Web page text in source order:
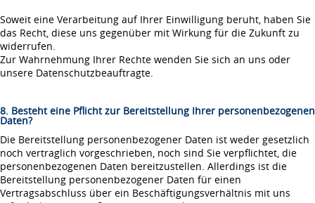
Soweit eine Verarbeitung auf Ihrer Einwilligung beruht, haben Sie
das Recht, diese uns gegenüber mit Wirkung für die Zukunft zu
widerrufen.
Zur Wahrnehmung Ihrer Rechte wenden Sie sich an uns oder
unsere Datenschutzbeauftragte.
8. Besteht eine Pflicht zur Bereitstellung Ihrer personenbezogenen
Daten?
Die Bereitstellung personenbezogener Daten ist weder gesetzlich
noch vertraglich vorgeschrieben, noch sind Sie verpflichtet, die
personenbezogenen Daten bereitzustellen. Allerdings ist die
Bereitstellung personenbezogener Daten für einen
Vertragsabschluss über ein Beschäftigungsverhältnis mit uns